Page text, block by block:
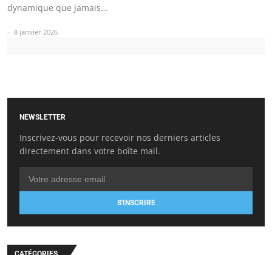
dynamique que jamais…
8 janvier 2026
NEWSLETTER
Inscrivez-vous pour recevoir nos derniers articles
directement dans votre boîte mail.
S'INSCRIRE